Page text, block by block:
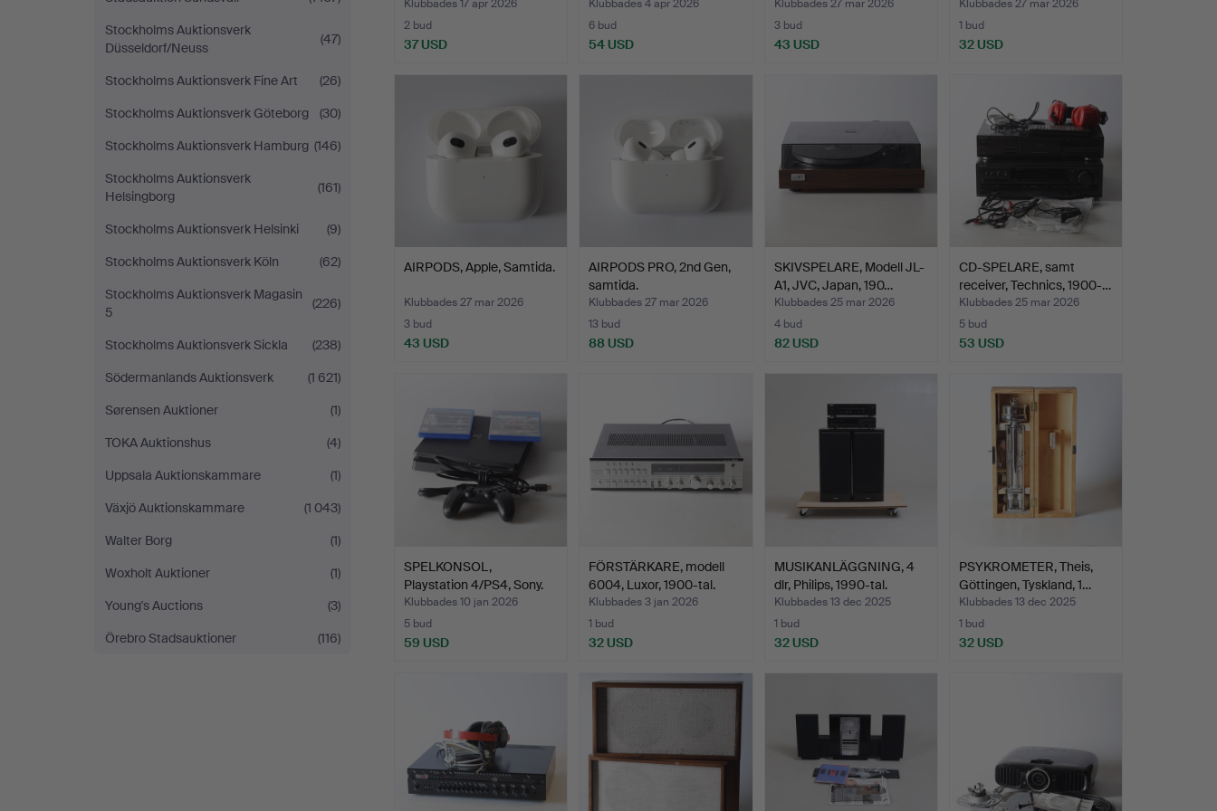
Stockholms Auktionsverk
Düsseldorf/Neuss
(47)
Stockholms Auktionsverk Fine Art
(26)
Stockholms Auktionsverk Göteborg
(30)
Stockholms Auktionsverk Hamburg (146)
Stockholms Auktionsverk
Helsingborg
(161)
Stockholms Auktionsverk Helsinki
(9)
Stockholms Auktionsverk Köln
(62)
Stockholms Auktionsverk Magasin
5
(226)
Stockholms Auktionsverk Sickla
(238)
Södermanlands Auktionsverk
(1 621)
Sørensen Auktioner
(1)
TOKA Auktionshus
(4)
Uppsala Auktionskammare
(1)
Växjö Auktionskammare
(1 043)
Walter Borg
(1)
Woxholt Auktioner
(1)
Young's Auctions
(3)
Örebro Stadsauktioner
(116)
Klubbades 17 apr 2026
2 bud
37 USD
Klubbades 4 apr 2026
6 bud
54 USD
Klubbades 27 mar 2026
3 bud
43 USD
Klubbades 27 mar 2026
1 bud
32 USD
AIRPODS, Apple, Samtida.
Klubbades 27 mar 2026
3 bud
43 USD
AIRPODS PRO, 2nd Gen,
samtida.
Klubbades 27 mar 2026
13 bud
88 USD
SKIVSPELARE, Modell JL-
A1, JVC, Japan, 190…
Klubbades 25 mar 2026
4 bud
82 USD
CD-SPELARE, samt
receiver, Technics, 1900-…
Klubbades 25 mar 2026
5 bud
53 USD
SPELKONSOL,
Playstation 4/PS4, Sony.
Klubbades 10 jan 2026
5 bud
59 USD
FÖRSTÄRKARE, modell
6004, Luxor, 1900-tal.
Klubbades 3 jan 2026
1 bud
32 USD
MUSIKANLÄGGNING, 4
dlr, Philips, 1990-tal.
Klubbades 13 dec 2025
1 bud
32 USD
PSYKROMETER, Theis,
Göttingen, Tyskland, 1…
Klubbades 13 dec 2025
1 bud
32 USD